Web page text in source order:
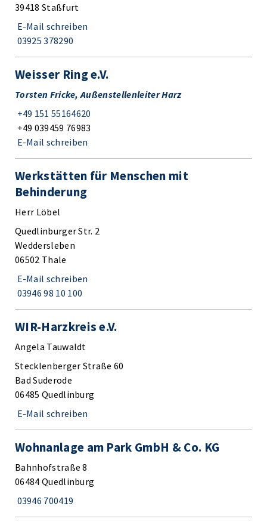
39418 Staßfurt
E-Mail schreiben
03925 378290
Weisser Ring e.V.
Torsten Fricke, Außenstellenleiter Harz
+49 151 55164620
+49 039459 76983
E-Mail schreiben
Werkstätten für Menschen mit
Behinderung
Herr Löbel
Quedlinburger Str. 2
Weddersleben
06502 Thale
E-Mail schreiben
03946 98 10 100
WIR-Harzkreis e.V.
Angela Tauwaldt
Stecklenberger Straße 60
Bad Suderode
06485 Quedlinburg
E-Mail schreiben
Wohnanlage am Park GmbH & Co. KG
Bahnhofstraße 8
06484 Quedlinburg
03946 700419